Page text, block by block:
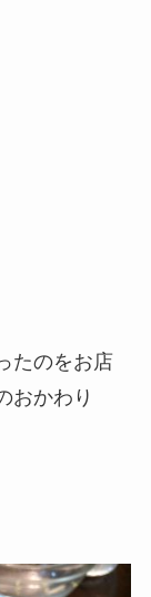
たのをお店
おかわり